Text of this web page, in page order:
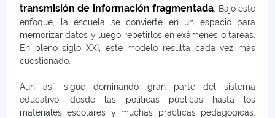
transmisión de información fragmentada . Bajo este
enfoque, la escuela se convierte en un espacio para
memorizar datos y luego repetirlos en exámenes o tareas.
En pleno siglo XXI, este modelo resulta cada vez más
cuestionado.
Aun así, sigue dominando gran parte del sistema
educativo: desde las políticas públicas hasta los
materiales escolares y muchas prácticas pedagógicas.